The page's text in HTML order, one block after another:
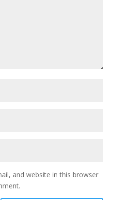
and website in this browser